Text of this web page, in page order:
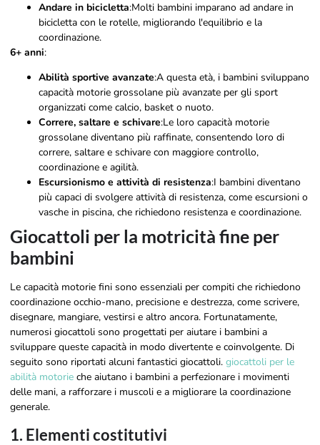
Andare in bicicletta:Molti bambini imparano ad andare in
bicicletta con le rotelle, migliorando l'equilibrio e la
coordinazione.
6+ anni:
Abilità sportive avanzate:A questa età, i bambini sviluppano
capacità motorie grossolane più avanzate per gli sport
organizzati come calcio, basket o nuoto.
Correre, saltare e schivare:Le loro capacità motorie
grossolane diventano più raffinate, consentendo loro di
correre, saltare e schivare con maggiore controllo,
coordinazione e agilità.
Escursionismo e attività di resistenza:I bambini diventano
più capaci di svolgere attività di resistenza, come escursioni o
vasche in piscina, che richiedono resistenza e coordinazione.
Giocattoli per la motricità fine per
bambini
Le capacità motorie fini sono essenziali per compiti che richiedono
coordinazione occhio-mano, precisione e destrezza, come scrivere,
disegnare, mangiare, vestirsi e altro ancora. Fortunatamente,
numerosi giocattoli sono progettati per aiutare i bambini a
sviluppare queste capacità in modo divertente e coinvolgente. Di
seguito sono riportati alcuni fantastici giocattoli. giocattoli per le
abilità motorie che aiutano i bambini a perfezionare i movimenti
delle mani, a rafforzare i muscoli e a migliorare la coordinazione
generale.
1. Elementi costitutivi